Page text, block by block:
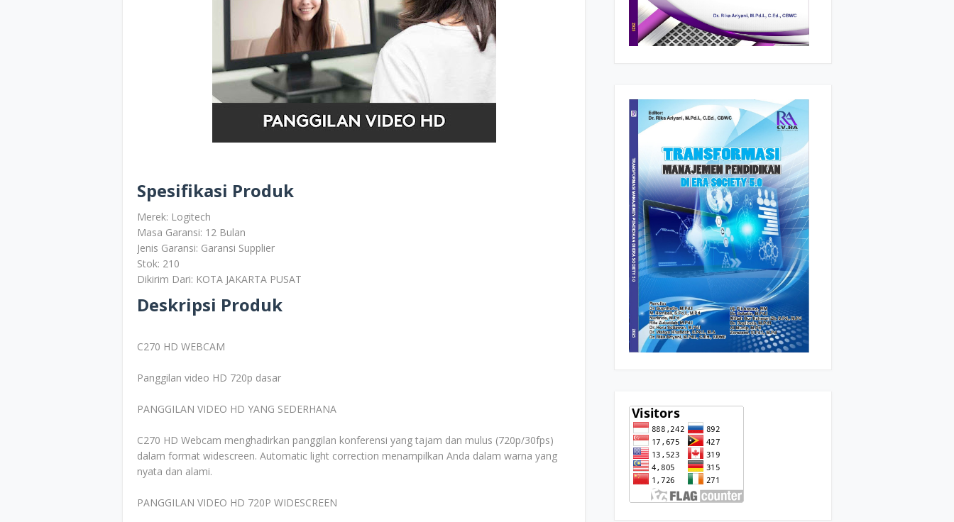
Spesifikasi Produk
Merek: Logitech
Masa Garansi: 12 Bulan
Jenis Garansi: Garansi Supplier
Stok: 210
Dikirim Dari: KOTA JAKARTA PUSAT
Deskripsi Produk
C270 HD WEBCAM
Panggilan video HD 720p dasar
PANGGILAN VIDEO HD YANG SEDERHANA
C270 HD Webcam menghadirkan panggilan konferensi yang tajam dan mulus (720p/30fps)
dalam format widescreen. Automatic light correction menampilkan Anda dalam warna yang
nyata dan alami.
PANGGILAN VIDEO HD 720P WIDESCREEN